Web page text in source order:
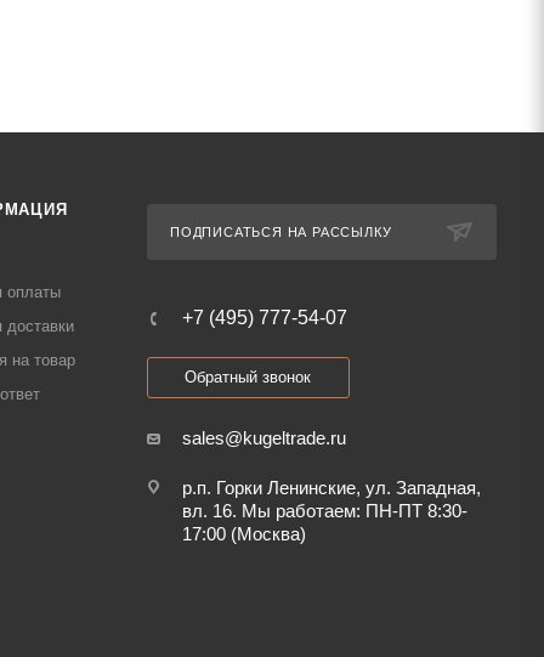
оплаты
доставки
на товар
ПОДПИСАТЬСЯ НА РАССЫЛКУ
+7 (495) 777-54-07
Обратный звонок
sales@kugeltrade.ru
р.п. Горки Ленинские, ул. Западная,
вл. 16. Мы работаем: ПН-ПТ 8:30-
17:00 (Москва)